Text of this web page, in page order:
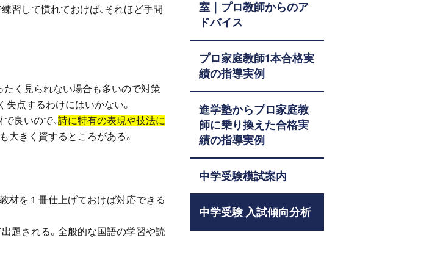
習して慣れておけば、それほど手間
たく見られない場合も多いので対策
失点するわけにはいかない。
良いので、詩に特有の表現や技法に
大きく資するところがある。
材を１冊仕上げておけば対応できる
出題される。全般的な国語の学習や読
室｜プロ教師からのア
ドバイス
プロ家庭教師1本合格実
績の指導実例
進学塾からプロ家庭教
師に乗り換えた合格実
績の指導実例
中学受験模試案内
中学受験 入試傾向分析